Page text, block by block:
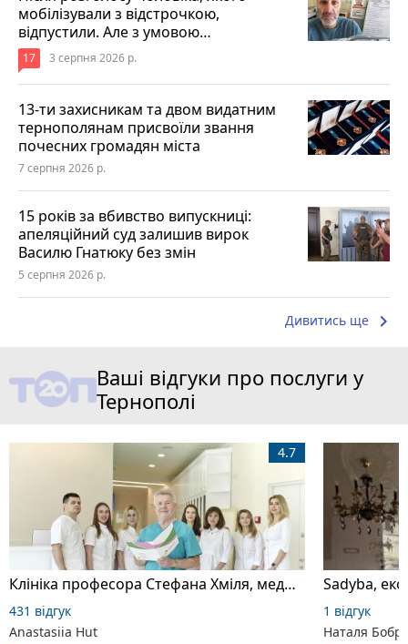
мобілізували з відстрочкою,
відпустили. Але з умовою…
17 3 серпня 2026 р.
13-ти захисникам та двом видатним
тернополянам присвоїли звання
почесних громадян міста
7 серпня 2026 р.
15 років за вбивство випускниці:
апеляційний суд залишив вирок
Василю Гнатюку без змін
5 серпня 2026 р.
Дивитись ще keyboard_arrow_right
Ваші відгуки про послуги у
Тернополі
Клініка професора Стефана Хміля, медичний центр
4.7
431 відгук
Anastasiia Hut
Sadyba,
1 відгук
Наталя